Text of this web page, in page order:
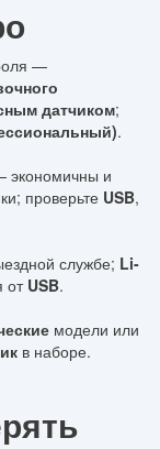
—
датчиком;
.
экономичны и
проверьте USB,
службе; Li-
от USB.
модели или
в наборе.